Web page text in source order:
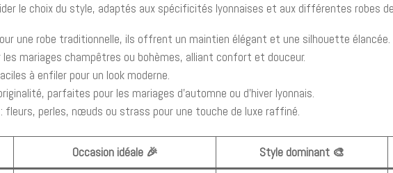
le choix du style, adaptés aux spécificités lyonnaises et aux différentes robes
une robe traditionnelle, ils offrent un maintien élégant et une silhouette élancée.
les mariages champêtres ou bohèmes, alliant confort et douceur.
à enfiler pour un look moderne.
parfaites pour les mariages d’automne ou d’hiver lyonnais.
: fleurs, perles, nœuds ou strass pour une touche de luxe raffiné.
Occasion idéale 🎉 Style dominant 🎨